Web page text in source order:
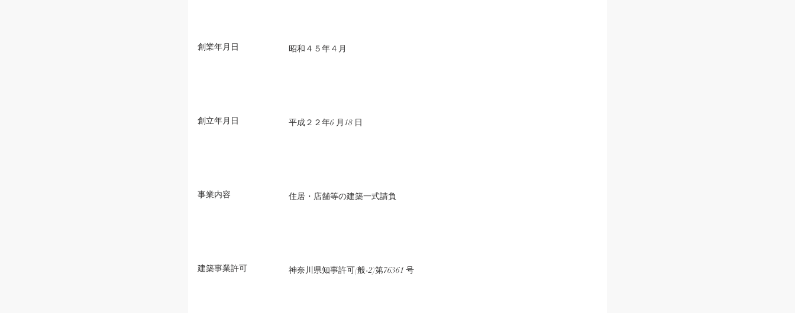
創業年月日 昭和４５年４月
創立年月日 平成２２年6 月18 日
事業内容 住居・店舗等の建築一式請負
建築事業許可 神奈川県知事許可(般-2)第76361 号